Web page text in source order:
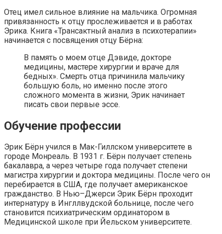
Отец имел сильное влияние на мальчика. Огромная
привязанность к отцу прослеживается и в работах
Эрика. Книга «Трансактный анализ в психотерапии»
начинается с посвящения отцу Бёрна:
В память о моем отце Дэвиде, докторе
медицины, мастере хирургии и враче для
бедных». Смерть отца причинила мальчику
большую боль, но именно после этого
сложного момента в жизни, Эрик начинает
писать свои первые эссе.
Обучение профессии
Эрик Бёрн учился в Мак-Гиллском университете в
городе Монреаль. В 1931 г. Бёрн получает степень
бакалавра, а через четыре года получает степени
магистра хирургии и доктора медицины. После чего он
перебирается в США, где получает американское
гражданство. В Нью–Джерси Эрик Бёрн проходит
интернатуру в Ингллвудской больнице, после чего
становится психиатрическим ординатором в
Медицинской школе при Йельском университете.